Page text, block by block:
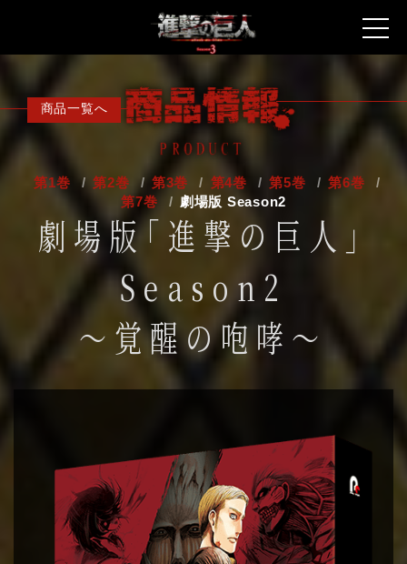
最新情報
放送情報
物語
スタッフ・キャスト
キャラクター
音楽
商品情報
スペシャル
商品一覧へ
第1巻 第2巻 第3巻 第4巻 第5巻
第6巻
第7巻
劇場版 Season2
劇場版「進撃の巨人」
Season2
～覚醒の咆哮～